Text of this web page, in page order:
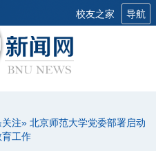
校友之家 导航
注» 北京师范大学党委部署启动
工作